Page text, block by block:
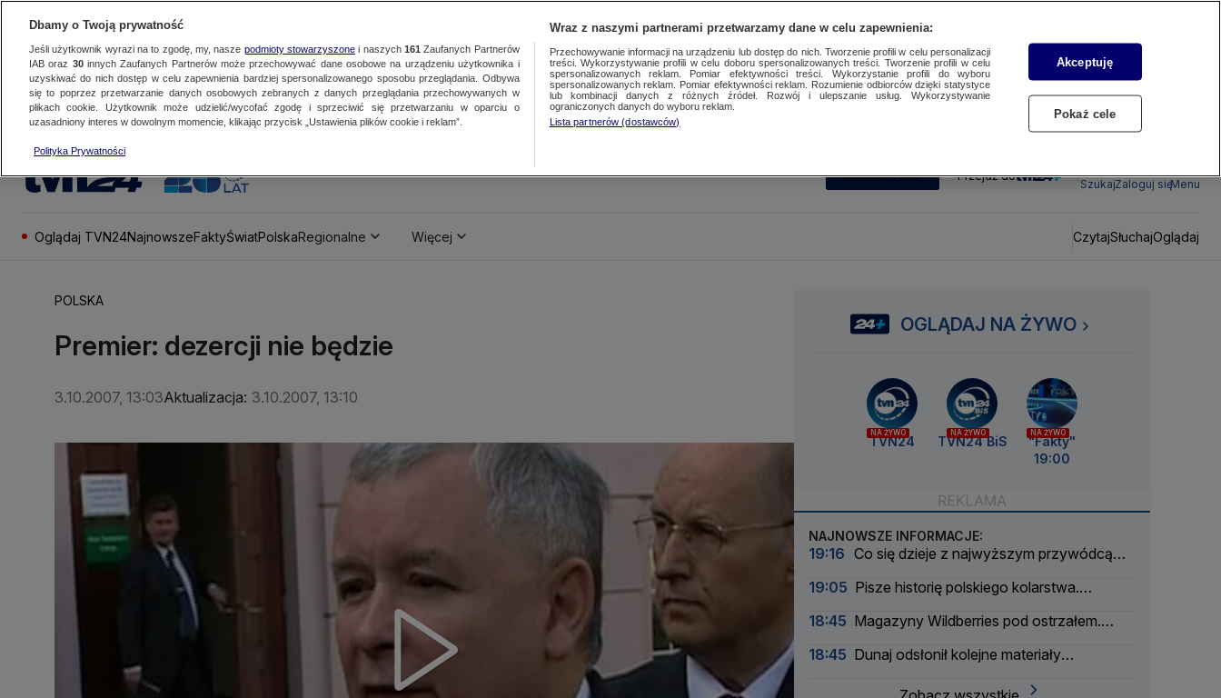
SUBSKRYBUJ Przejdź do
SzukajZaloguj sięMenu
Oglądaj TVN24NajnowszeFaktyŚwiatPolskaRegionalne Więcej CzytajSłuchajOglądaj
POLSKA
Premier: dezercji nie będzie
3.10.2007, 13:03Aktualizacja: 3.10.2007, 13:10
OGLĄDAJ NA ŻYWO
NA ŻYWO
TVN24
NA ŻYWO
TVN24 BiS
NA ŻYWO
"Fakty"
19:00
NAJNOWSZE INFORMACJE:
19:16 Co się dzieje z najwyższym przywódcą
19:05 Pisze historię polskiego kolarstwa.
18:45 Magazyny Wildberries pod ostrzałem.
18:45 Dunaj odsłonił kolejne materiały
Dbamy o Twoją prywatność
Jeśli użytkownik wyrazi na to zgodę, my, nasze podmioty stowarzyszonei naszych 161 Zaufanych Partnerów
IAB oraz 30innych Zaufanych Partnerów może przechowywać dane osobowe na urządzeniu użytkownika i
uzyskiwać do nich dostęp w celu zapewnienia bardziej spersonalizowanego sposobu przeglądania. Odbywa
się to poprzez przetwarzanie danych osobowych zebranych z danych przeglądania przechowywanych w
plikach cookie. Użytkownik może udzielić/wycofać zgodę i sprzeciwić się przetwarzaniu w oparciu o
uzasadniony interes w dowolnym momencie, klikając przycisk „Ustawienia plików cookie i reklam”.
Polityka Prywatności
Wraz z naszymi partnerami przetwarzamy dane w celu zapewnienia:
Przechowywanie informacji na urządzeniu lub dostęp do nich. Tworzenie profili w celu personalizacji
treści. Wykorzystywanie profili w celu doboru spersonalizowanych treści. Tworzenie profili w celu
spersonalizowanych reklam. Pomiar efektywności treści. Wykorzystanie profili do wyboru
spersonalizowanych reklam. Pomiar efektywności reklam. Rozumienie odbiorców dzięki statystyce
lub kombinacji danych z różnych źródeł. Rozwój i ulepszanie usług. Wykorzystywanie
ograniczonych danych do wyboru reklam.
Lista partnerów (dostawców)
Akceptuję
Pokaż cele